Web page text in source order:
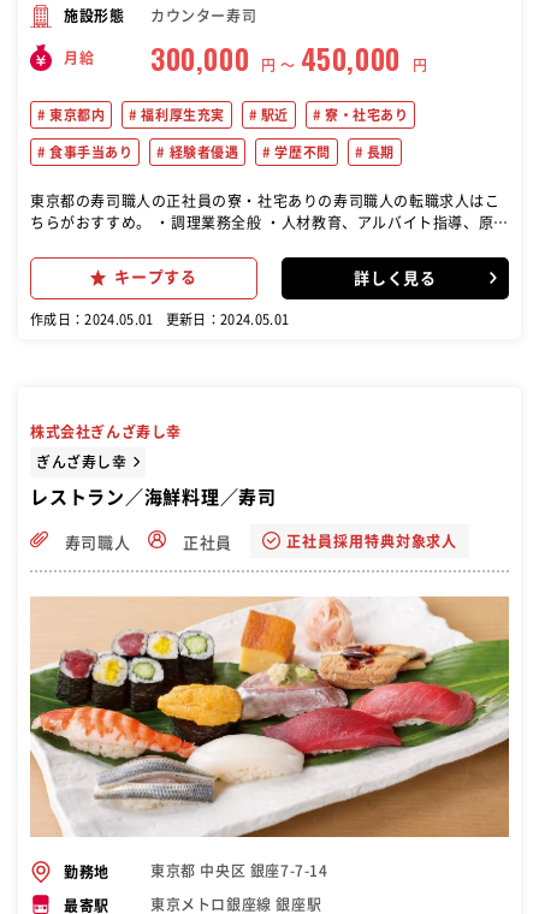
施設形態 カウンター寿司
月給 300,000 円 〜 450,000 円
東京都内 福利厚生充実 駅近 寮・社宅あり
食事手当あり 経験者優遇 学歴不問 長期
東京都の寿司職人の正社員の寮・社宅ありの寿司職人の転職求人はこ
ちらがおすすめ。 ・調理業務全般 ・人材教育、アルバイト指導、原価
将来的には、料理長として調理場を管理したり、メニュー開発に携わ
ったり、幅広い分野で活躍してください！ 少しずつ業務の幅を広げて
いくことができますよ。 店舗は風通しよく、スタッフが主役となって
打ちをかけました。 そうした状況を受け、料理人のクラフトマンシッ
プと日本の食文化の継承を使命と考える当社では、未来を担う職人を
見て学ぶスタイルではなく、未経験者でも 3 ヶ月で技術を習得できる
おります。
キープする 詳しく見る
作成日：2024.05.01 更新日：2024.05.01
株式会社ぎんざ寿し幸
ぎんざ寿し幸
レストラン／海鮮料理／寿司
寿司職人 正社員 正社員採用特典対象求人
勤務地 東京都 中央区 銀座7-7-14
最寄駅 東京メトロ銀座線 銀座駅